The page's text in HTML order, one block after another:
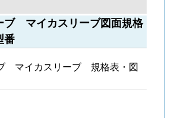
ブ マイカスリーブ図面規格
番
マイカスリーブ 規格表・図